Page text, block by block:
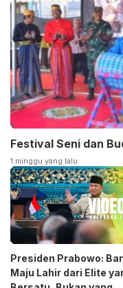
Festival Seni dan
1 minggu yang lalu
Presiden Prabowo:
Maju Lahir dari Elite